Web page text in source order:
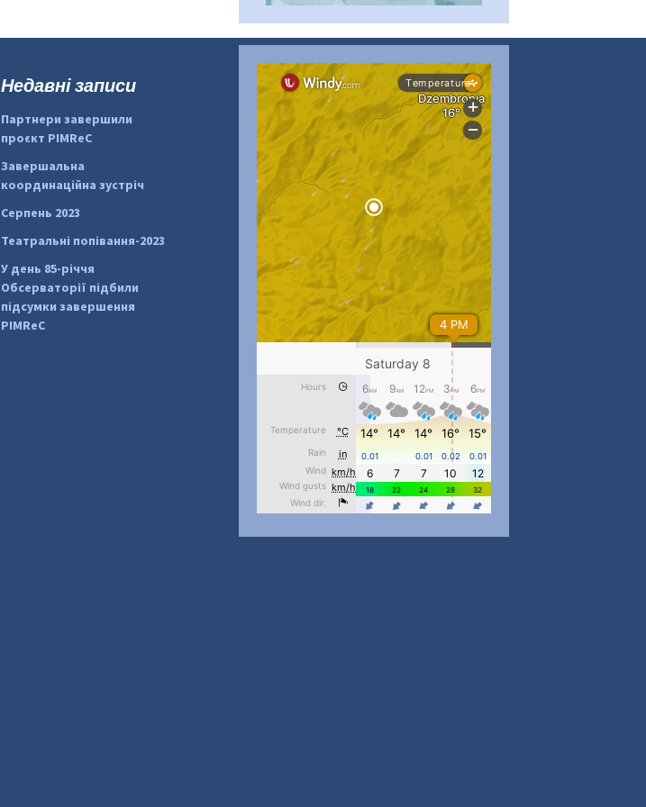
#PipIvanToday...
pimrec_project
#PipIvanToday ...
pimrec_project
Недавні записи
Партнери завершили
проєкт PIMReC
Завершальна
координаційна зустріч
Серпень 2023
Театральні попівання-2023
У день 85-річчя
Обсерваторії підбили
підсумки завершення
PIMReC